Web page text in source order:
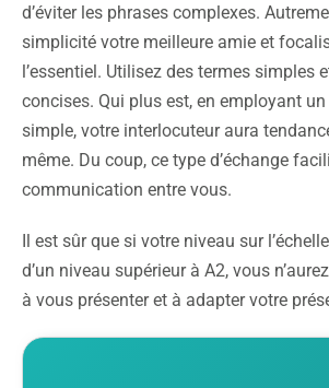
d’éviter les phrases complexes.
simplicité votre meilleure amie et
l’essentiel. Utilisez des termes simples
concises. Qui plus est, en employant
simple, votre interlocuteur aura
même. Du coup, ce type d’échange
communication entre vous.
Il est sûr que si votre niveau sur
d’un niveau supérieur à A2, vous
à vous présenter et à adapter votre